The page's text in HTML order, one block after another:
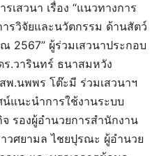
เสวนา เรื่อง “แนวทางการ
รวิจัยและนวัตกรรม ด้านสัตว์
2567” ผู้ร่วมเสวนาประกอบ
ร.วารินทร์ ธนาสมหวัง
.นพพร โต๊ะมี ร่วมเสวนาฯ
แนะนำการใช้งานระบบ
จ รองผู้อำนวยการสำนักงาน
วศยามล ไชยปุรณะ ผู้อำนวย